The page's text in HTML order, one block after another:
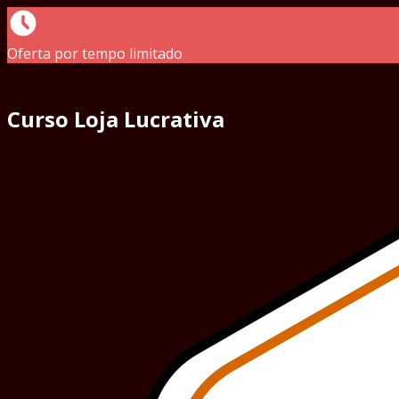
Oferta por tempo limitado
Curso Loja Lucrativa